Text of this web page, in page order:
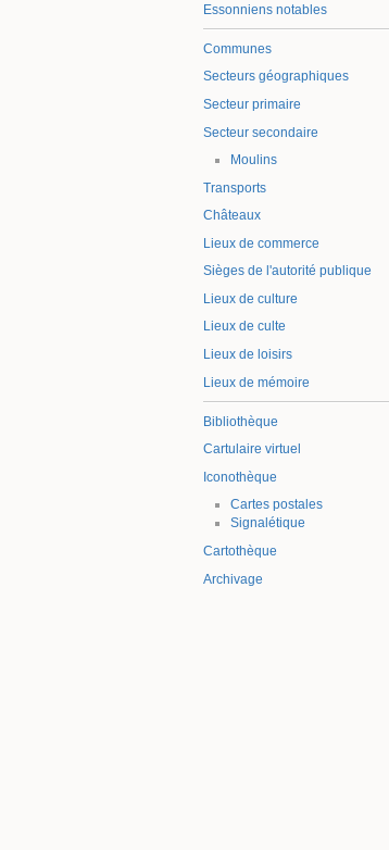
Essonniens notables
Communes
Secteurs géographiques
Secteur primaire
Secteur secondaire
Moulins
Transports
Châteaux
Lieux de commerce
Sièges de l'autorité publique
Lieux de culture
Lieux de culte
Lieux de loisirs
Lieux de mémoire
Bibliothèque
Cartulaire virtuel
Iconothèque
Cartes postales
Signalétique
Cartothèque
Archivage